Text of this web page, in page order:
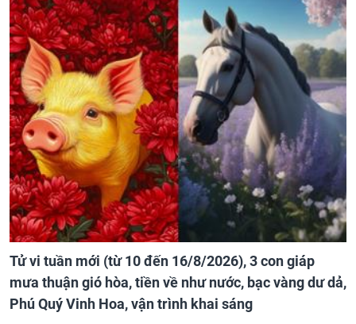
Tử vi tuần mới (từ 10 đến 16/8/2026), 3 con giáp
mưa thuận gió hòa, tiền về như nước, bạc vàng dư dả,
Phú Quý Vinh Hoa, vận trình khai sáng